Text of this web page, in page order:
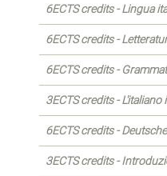
6ECTS credits - Lingua
6ECTS credits -
6ECTS credits -
3ECTS credits -
6ECTS credits -
3ECTS credits -